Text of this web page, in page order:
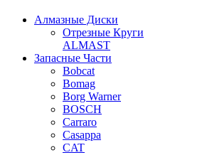
Алмазные Диски
Отрезные Круги
ALMAST
Запасные Части
Bobcat
Bomag
Borg Warner
BOSCH
Carraro
Casappa
CAT